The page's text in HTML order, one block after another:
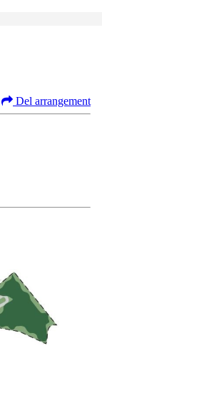
Del arrangement